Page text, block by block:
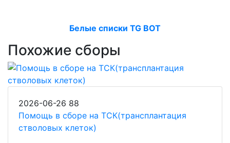
Белые списки TG BOT
Похожие сборы
2026-06-26 88
Помощь в сборе на ТСК(трансплантация
стволовых клеток)